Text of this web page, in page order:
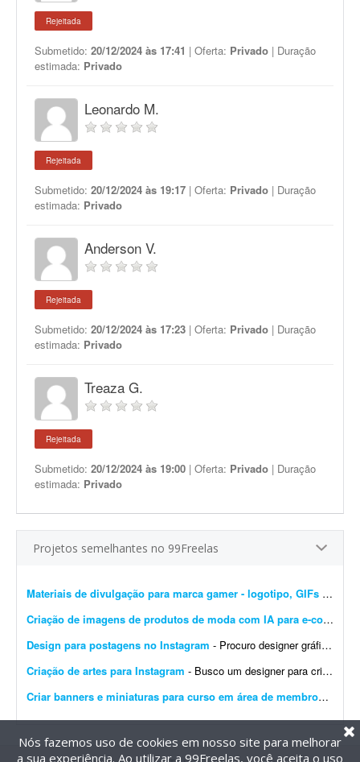
Rejeitada
Submetido: 20/12/2024 às 17:41 | Oferta: Privado | Duração
estimada: Privado
Leonardo M.
Rejeitada
Submetido: 20/12/2024 às 19:17 | Oferta: Privado | Duração
estimada: Privado
Anderson V.
Rejeitada
Submetido: 20/12/2024 às 17:23 | Oferta: Privado | Duração
estimada: Privado
Treaza G.
Rejeitada
Submetido: 20/12/2024 às 19:00 | Oferta: Privado | Duração
estimada: Privado
Projetos semelhantes no 99Freelas
Materiais de divulgação para marca gamer - logotipo, GIFs e banners
Criação de imagens de produtos de moda com IA para e-commerce
Design para postagens no Instagram - Procuro designer gráfico para me ajudar nas postagens do meu Instagram profissional. Algumas já foram feitas por mim, mas precisam ser melhoradas. Algumas pretendo manter como est&ati...
Criação de artes para Instagram - Busco um designer para criação de artes para o Instagram. O designer receberá um calendário editorial já pronto, com direcionamento de headlines, subheadlines e ...
Criar banners e miniaturas para curso em área de membros
-
Nós fazemos uso de cookies em nosso site para melhorar
a sua experiência. Ao utilizar a 99Freelas, você aceita o uso